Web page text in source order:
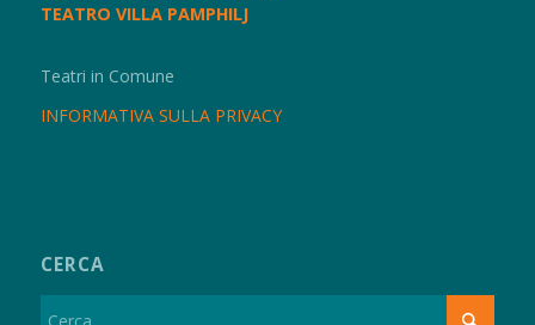
TEATRO VILLA PAMPHILJ
Teatri in Comune
INFORMATIVA SULLA PRIVACY
CERCA